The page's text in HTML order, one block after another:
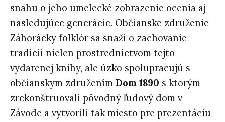
snahu o jeho umelecké zobrazenie ocenia aj
nasledujúce generácie. Občianske združenie
Záhorácky folklór sa snaží o zachovanie
tradícií nielen prostredníctvom tejto
vydarenej knihy, ale úzko spolupracujú s
občianskym združením Dom 1890 s ktorým
zrekonštruovali pôvodný ľudový dom v
Závode a vytvorili tak miesto pre prezentáciu